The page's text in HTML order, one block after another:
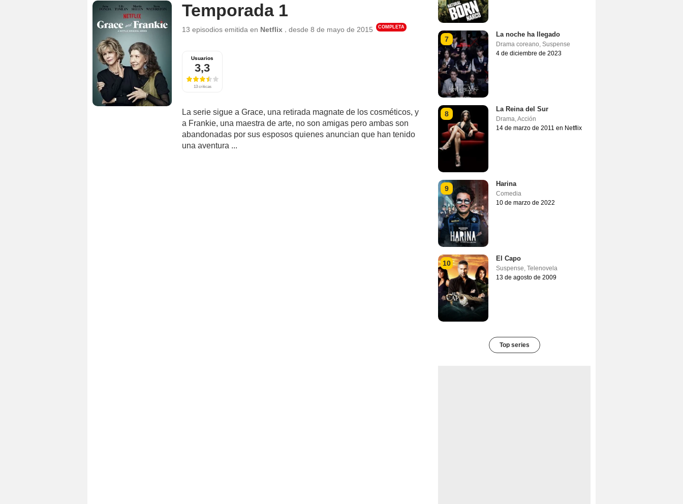
Temporada 1
13 episodios emitida en Netflix , desde 8 de mayo de 2015 COMPLETA
Usuarios
3,3
13 críticas
La serie sigue a Grace, una retirada magnate de los cosméticos, y
a Frankie, una maestra de arte, no son amigas pero ambas son
abandonadas por sus esposos quienes anuncian que han tenido
una aventura ...
7
La noche ha llegado
Drama coreano, Suspense
4 de diciembre de 2023
8
La Reina del Sur
Drama,Acción
14 de marzo de 2011 en Netflix
9
Harina
Comedia
10 de marzo de 2022
10
El Capo
Suspense, Telenovela
13 de agosto de 2009
Top series